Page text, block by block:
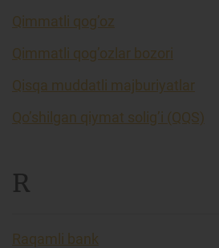
Qimmatli qog’oz
Qimmatli qog’ozlar bozori
Qisqa muddatli majburiyatlar
Qo’shilgan qiymat solig’i (QQS)
R
Raqamli bank